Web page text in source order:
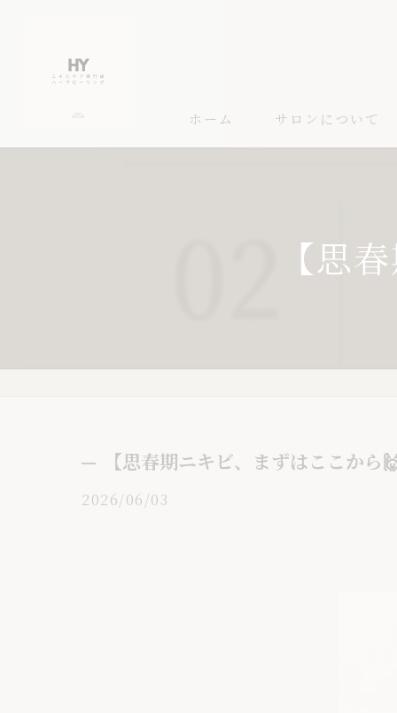
ホーム サロンについて
【思
【思春期ニキビ、まずはここから
2026/06/03